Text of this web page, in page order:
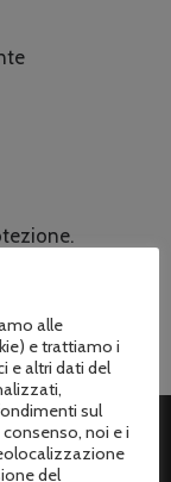
alle
e trattiamo i
e altri dati del
sul
noi e i
del